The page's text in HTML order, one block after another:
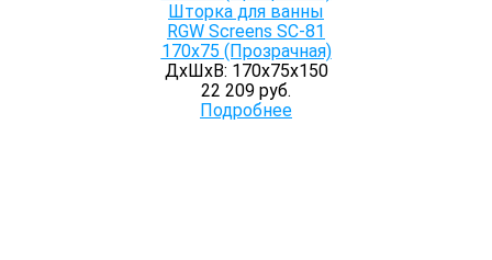
Шторка для ванны
RGW Screens SC-81
170х75 (Прозрачная)
ДхШхВ: 170х75х150
22 209 руб.
Подробнее